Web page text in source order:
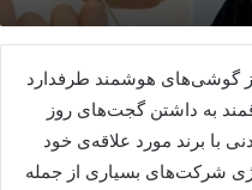
گوشی‌های هوشمند طرفدارد
به داشتن گجت‌های روز
با برند مورد علاقه‌ی خود
شرکت‌های بسیاری از جمله